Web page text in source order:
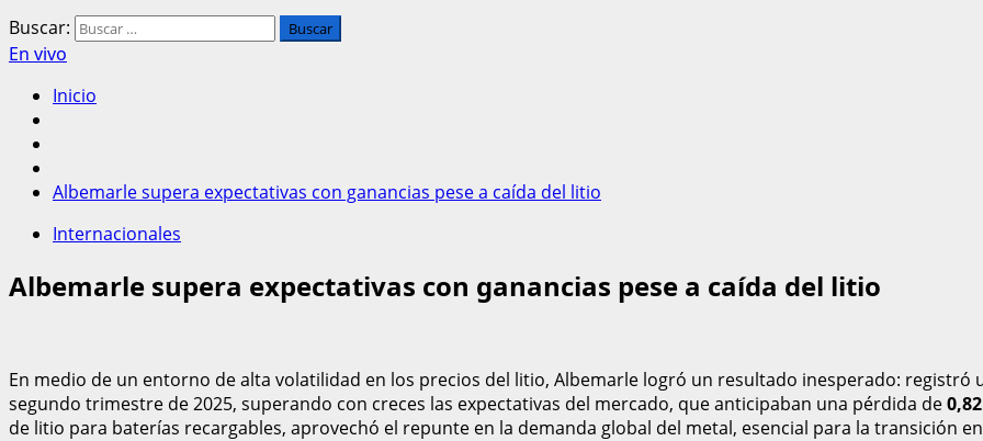
Buscar:
En vivo
Inicio
Albemarle supera expectativas con ganancias pese a caída del litio
Internacionales
Albemarle supera expectativas con ganancias pese a caída del litio
En medio de un entorno de alta volatilidad en los precios del litio, Albemarle logró un resultado inesperado: registró
segundo trimestre de 2025, superando con creces las expectativas del mercado, que anticipaban una pérdida de
de litio para baterías recargables, aprovechó el repunte en la demanda global del metal, esencial para la transición